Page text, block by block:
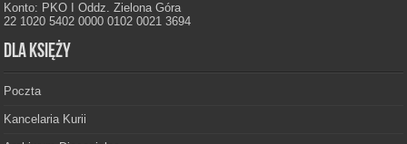
Konto: PKO I Oddz. Zielona Góra
22 1020 5402 0000 0102 0021 3694
Dla księży
Poczta
Kancelaria Kurii